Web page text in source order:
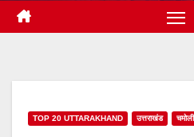
TOP 20 UTTARAKHAND उत्तराखंड चमोली